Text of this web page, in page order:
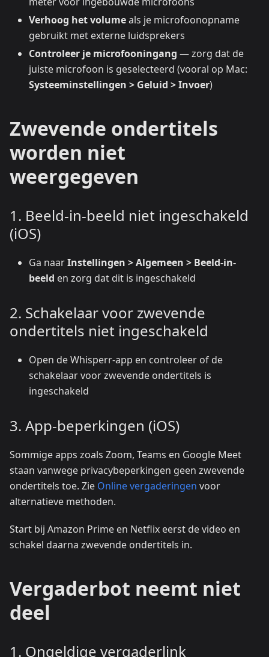
Verhoog het volumeals je microfoonopname
gebruikt met externe luidsprekers
Controleer je microfooningang — zorg dat de
juiste microfoon is geselecteerd (vooral op Mac:
Systeeminstellingen > Geluid > Invoer)
Zwevende ondertitels
worden niet
weergegeven
1. Beeld-in-beeld niet ingeschakeld
(iOS)
Ga naarInstellingen > Algemeen > Beeld-in-
beeld en zorg dat dit is ingeschakeld
2. Schakelaar voor zwevende
ondertitels niet ingeschakeld
Open de Whisperr-app en controleer of de
schakelaar voor zwevende ondertitels is
ingeschakeld
3. App-beperkingen (iOS)
Sommige apps zoals Zoom, Teams en Google Meet
staan vanwege privacybeperkingen geen zwevende
ondertitels toe. Zie Online vergaderingen voor
alternatieve methoden.
Start bij Amazon Prime en Netflix eerst de video en
schakel daarna zwevende ondertitels in.
Vergaderbot neemt niet
deel
1. Ongeldige vergaderlink